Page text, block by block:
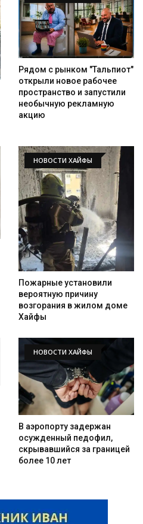
Рядом с рынком "Тальпиот"
открыли новое рабочее
пространство и запустили
необычную рекламную
акцию
НОВОСТИ ХАЙФЫ
Пожарные установили
вероятную причину
возгорания в жилом доме
Хайфы
НОВОСТИ ХАЙФЫ
В аэропорту задержан
осужденный педофил,
скрывавшийся за границей
более 10 лет